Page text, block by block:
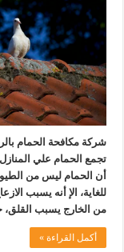
تجمع الحمام علي
أن الحمام ليس من
للغاية، الإ أنه يسبب
من الخارج يسبب
أكمل القراءة »